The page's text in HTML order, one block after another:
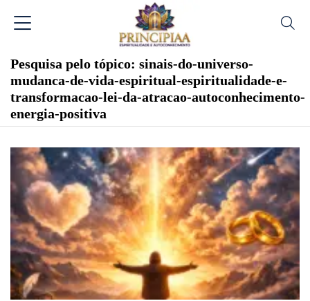
Pesquisa pelo tópico: sinais-do-universo-
mudanca-de-vida-espiritual-espiritualidade-e-
transformacao-lei-da-atracao-autoconhecimento-
energia-positiva